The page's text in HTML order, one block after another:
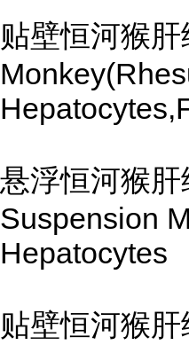
贴壁恒河猴
悬浮恒河猴肝
Suspension
Hepatocytes
贴壁恒河猴